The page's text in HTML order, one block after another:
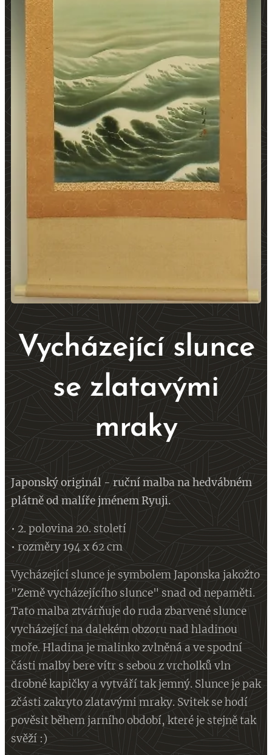
Vycházející slunce
se zlatavými
mraky
Japonský originál - ruční malba na hedvábném
plátně od malíře jménem Ryuji.
• 2. polovina 20. století
• rozměry 194 x 62 cm
Vycházející slunce je symbolem Japonska jakožto
"Země vycházejícího slunce" snad od nepaměti.
Tato malba ztvárňuje do ruda zbarvené slunce
vycházející na dalekém obzoru nad hladinou
moře. Hladina je malinko zvlněná a ve spodní
části malby bere vítr s sebou z vrcholků vln
drobné kapičky a vytváří tak jemný. Slunce je pak
zčásti zakryto zlatavými mraky. Svitek se hodí
pověsit během jarního období, které je stejně tak
svěží :)